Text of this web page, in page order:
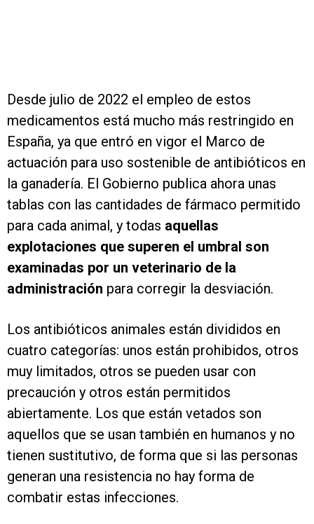
Desde julio de 2022 el empleo de estos
medicamentos está mucho más restringido en
España, ya que entró en vigor el Marco de
actuación para uso sostenible de antibióticos en
la ganadería. El Gobierno publica ahora unas
tablas con las cantidades de fármaco permitido
para cada animal, y todas aquellas
explotaciones que superen el umbral son
examinadas por un veterinario de la
administración para corregir la desviación.
Los antibióticos animales están divididos en
cuatro categorías: unos están prohibidos, otros
muy limitados, otros se pueden usar con
precaución y otros están permitidos
abiertamente. Los que están vetados son
aquellos que se usan también en humanos y no
tienen sustitutivo, de forma que si las personas
generan una resistencia no hay forma de
combatir estas infecciones.